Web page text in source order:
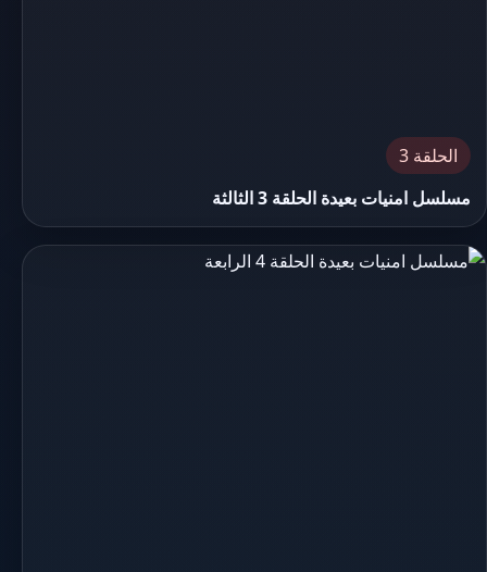
الحلقة 3
مسلسل امنيات بعيدة الحلقة 3 الثالثة